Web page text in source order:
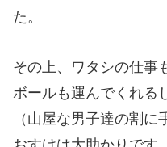
た。
その上、ワタシの仕事
ボールも運んでくれる
（山屋な男子達の割